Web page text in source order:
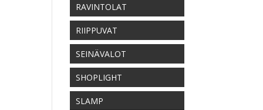
RAVINTOLAT
RIIPPUVAT
SEINÄVALOT
SHOPLIGHT
SLAMP